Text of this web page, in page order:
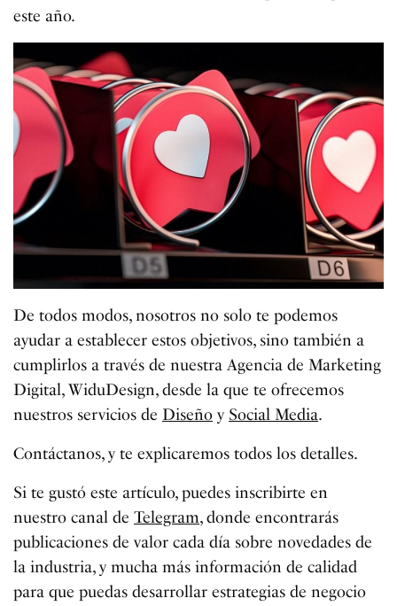
este año.
De todos modos, nosotros no solo te podemos
ayudar a establecer estos objetivos, sino también a
cumplirlos a través de nuestra Agencia de Marketing
Digital, WiduDesign, desde la que te ofrecemos
nuestros servicios de Diseño y Social Media.
Contáctanos, y te explicaremos todos los detalles.
Si te gustó este artículo, puedes inscribirte en
nuestro canal deTelegram, donde encontrarás
publicaciones de valor cada día sobre novedades de
la industria, y mucha más información de calidad
para que puedas desarrollar estrategias de negocio